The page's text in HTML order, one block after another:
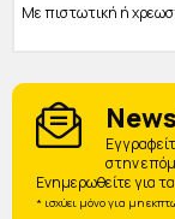
Με πιστωτική ή
στην
Ενημερωθείτε για
* ισχύει μόνο για μη